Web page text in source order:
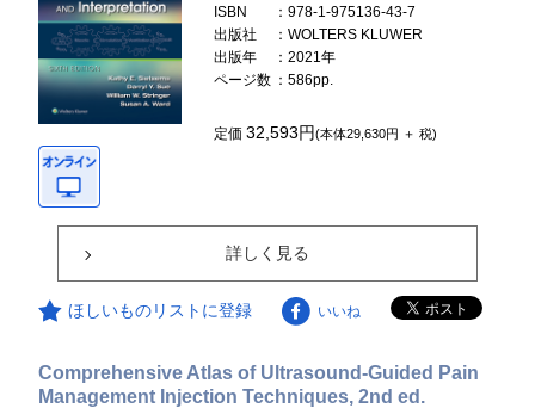
ISBN
：978-1-975136-43-7
出版社
：WOLTERS KLUWER
出版年
：2021年
ページ数 ：586pp.
定価32,593円(本体29,630円 ＋ 税)
詳しく見る
ほしいものリストに登録 いいね
Comprehensive Atlas of Ultrasound-Guided Pain
Management Injection Techniques, 2nd ed.